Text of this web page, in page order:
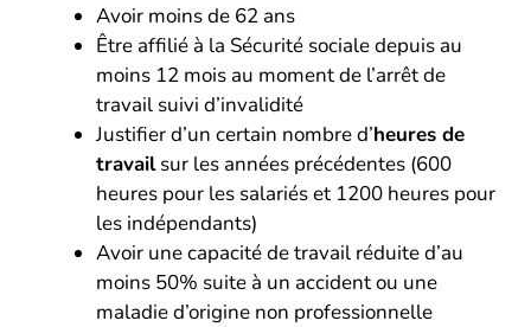
Avoir moins de 62 ans
Être affilié à la Sécurité sociale depuis au
moins 12 mois au moment de l’arrêt de
travail suivi d’invalidité
Justifier d’un certain nombre d’heures de
travailsur les années précédentes (600
heures pour les salariés et 1200 heures pour
les indépendants)
Avoir une capacité de travail réduite d’au
moins 50% suite à un accident ou une
maladie d’origine non professionnelle